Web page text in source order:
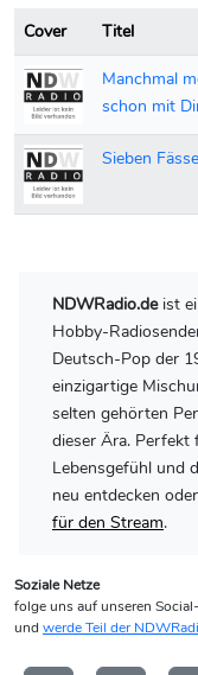
Cover Titel
Manchmal
schon mit
Sieben
NDWRadio.deist
Hobby-
Deutsch-Pop der
einzigartige
selten gehörten
dieser Ära. Perfekt
Lebensgefühl und
neu entdecken
für den Stream.
Soziale Netze
folge uns auf unseren
und werde Teil der